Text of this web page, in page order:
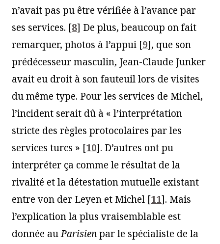
n’avait pas pu être vérifiée à l’avance par
ses services. [8] De plus, beaucoup on fait
remarquer, photos à l’appui [9], que son
prédécesseur masculin, Jean-Claude Junker
avait eu droit à son fauteuil lors de visites
du même type. Pour les services de Michel,
l’incident serait dû à « l’interprétation
stricte des règles protocolaires par les
services turcs » [10]. D’autres ont pu
interpréter ça comme le résultat de la
rivalité et la détestation mutuelle existant
entre von der Leyen et Michel [11]. Mais
l’explication la plus vraisemblable est
donnée auParisienpar le spécialiste de la